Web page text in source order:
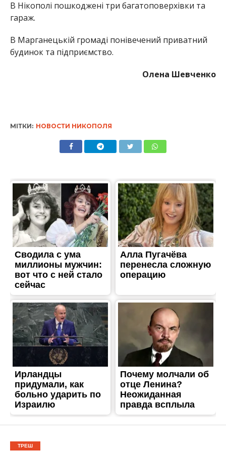
В Нікополі пошкоджені три багатоповерхівки та
гараж.
В Марганецькій громаді понівечений приватний
будинок та підприємство.
Олена Шевченко
МІТКИ: НОВОСТИ НИКОПОЛЯ
ТРЕШ